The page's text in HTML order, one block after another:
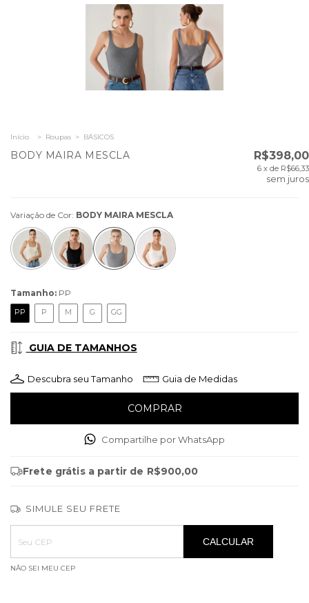
Início > Roupas > BÁSICOS
BODY MAIRA MESCLA R$398,00
6 x de R$66,33
sem juros
Variação de Cor: BODY MAIRA MESCLA
Tamanho: PP
PP P M G GG
GUIA DE TAMANHOS
Descubra seu Tamanho Guia de Medidas
Compartilhe por WhatsApp
Frete grátis a partir de R$900,00
SIMULE SEU FRETE
Entregas para o CEP:
ALTERAR CEP
CALCULAR
NÃO SEI MEU CEP